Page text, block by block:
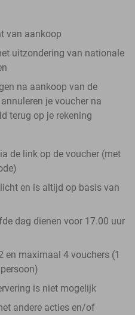
van aankoop
uitzondering van nationale
na aankoop van de
je voucher na
terug op je rekening
de link op de voucher (met
en is altijd op basis van
dag dienen voor 17.00 uur
en maximaal 4 vouchers (1
is niet mogelijk
andere acties en/of